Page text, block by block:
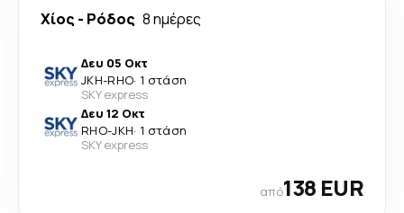
Χίος - Ρόδος 8 ημέρες
Δευ 05 Οκτ
JKH-RHO· 1 στάση
SKY express
Δευ 12 Οκτ
RHO-JKH· 1 στάση
SKY express
από138 EUR